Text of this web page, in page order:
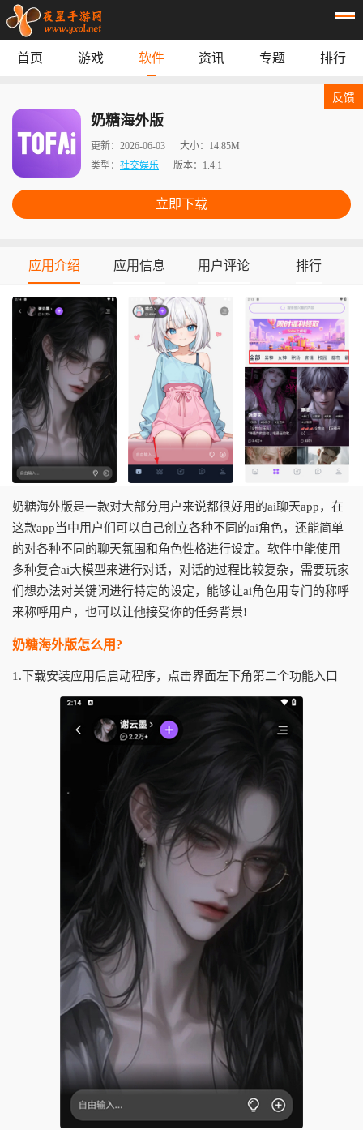
榜单
首页 游戏 软件 资讯 专题 排行
奶糖海外版
更新： 2026-06-03 大小： 14.85M
类型： 社交娱乐 版本： 1.4.1
立即下载
反馈
应用介绍 应用信息 用户评论 排行
奶糖海外版是一款对大部分用户来说都很好用的ai聊天app，在
这款app当中用户们可以自己创立各种不同的ai角色，还能简单
的对各种不同的聊天氛围和角色性格进行设定。软件中能使用
多种复合ai大模型来进行对话，对话的过程比较复杂，需要玩家
们想办法对关键词进行特定的设定，能够让ai角色用专门的称呼
来称呼用户，也可以让他接受你的任务背景!
奶糖海外版怎么用?
1.下载安装应用后启动程序，点击界面左下角第二个功能入口